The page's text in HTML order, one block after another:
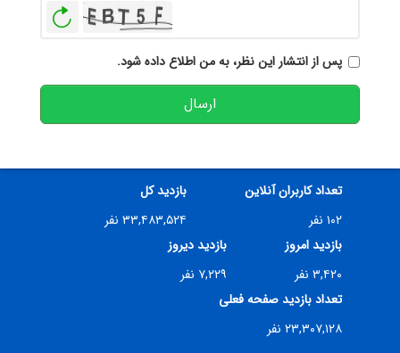
پس از انتشار این نظر، به من اطلاع داده شود.
ارسال
تعداد کاربران آنلاین
۱۰۲ نفر
بازدید کل
۳۳,۴۸۳,۵۲۴ نفر
بازدید امروز
۳,۴۲۰ نفر
بازدید دیروز
۷,۲۲۹ نفر
تعداد بازدید صفحه فعلی
۲۳,۳۰۷,۱۲۸ نفر